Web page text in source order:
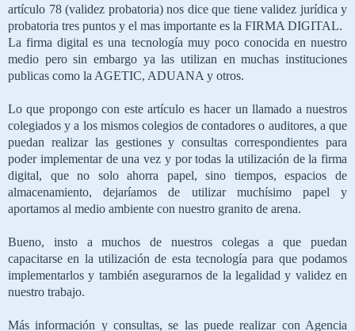
artículo 78 (validez probatoria) nos dice que tiene validez jurídica y
probatoria tres puntos y el mas importante es la FIRMA DIGITAL.
La firma digital es una tecnología muy poco conocida en nuestro
medio pero sin embargo ya las utilizan en muchas instituciones
publicas como la AGETIC, ADUANA y otros.
Lo que propongo con este artículo es hacer un llamado a nuestros
colegiados y a los mismos colegios de contadores o auditores, a que
puedan realizar las gestiones y consultas correspondientes para
poder implementar de una vez y por todas la utilización de la firma
digital, que no solo ahorra papel, sino tiempos, espacios de
almacenamiento, dejaríamos de utilizar muchísimo papel y
aportamos al medio ambiente con nuestro granito de arena.
Bueno, insto a muchos de nuestros colegas a que puedan
capacitarse en la utilización de esta tecnología para que podamos
implementarlos y también asegurarnos de la legalidad y validez en
nuestro trabajo.
Más información y consultas, se las puede realizar con Agencia